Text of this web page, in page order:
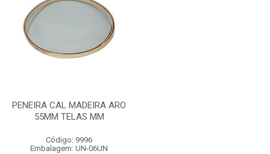
PENEIRA CAL MADEIRA ARO
55MM TELAS MM
Código: 9996
Embalagem: UN-06UN